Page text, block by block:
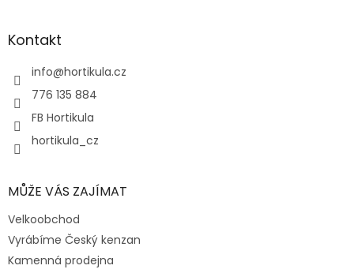
aKontakt
info@hortikula.cz
776 135 884
FB Hortikula
hortikula_cz
MŮŽE VÁS ZAJÍMAT
Velkoobchod
Vyrábíme Český kenzan
Kamenná prodejna